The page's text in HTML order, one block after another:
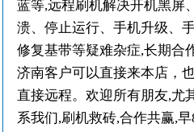
蓝等,远程刷机解决开机黑屏
溃、停止运行、手机升级、
修复基带等疑难杂症,长期合
济南客户可以直接来本店，
直接远程。欢迎所有朋友,尤
系我们,刷机救砖,合作共赢,